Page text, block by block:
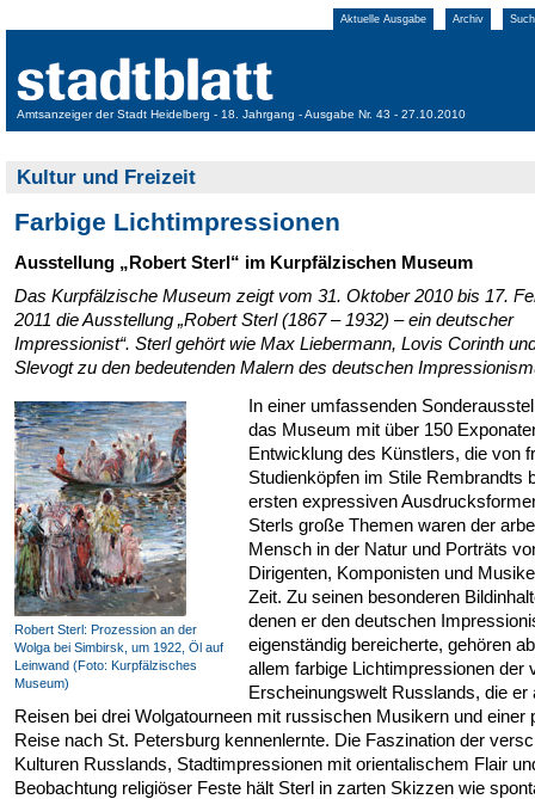
Aktuelle Ausgabe Archiv
Amtsanzeiger der Stadt Heidelberg - 18. Jahrgang - Ausgabe Nr. 43 - 27.10.2010
Kultur und Freizeit
Farbige Lichtimpressionen
Ausstellung „Robert Sterl“ im Kurpfälzischen Museum
Das Kurpfälzische Museum zeigt vom 31. Oktober 2010 bis 17.
2011 die Ausstellung „Robert Sterl (1867 – 1932) – ein deutscher
Impressionist“. Sterl gehört wie Max Liebermann, Lovis Corinth
Slevogt zu den bedeutenden Malern des deutschen
Robert Sterl: Prozession an der
Wolga bei Simbirsk, um 1922, Öl auf
Leinwand (Foto: Kurpfälzisches
Museum)
In einer umfassenden
das Museum mit über 150
Entwicklung des Künstlers, die von
Studienköpfen im Stile Rembrandts
ersten expressiven
Sterls große Themen waren der
Mensch in der Natur und Porträts
Dirigenten, Komponisten und
Zeit. Zu seinen besonderen
denen er den deutschen
eigenständig bereicherte, gehören
allem farbige Lichtimpressionen der
Erscheinungswelt Russlands, die er
Reisen bei drei Wolgatourneen mit russischen Musikern und einer
Reise nach St. Petersburg kennenlernte. Die Faszination der
Kulturen Russlands, Stadtimpressionen mit orientalischem Flair
Beobachtung religiöser Feste hält Sterl in zarten Skizzen wie